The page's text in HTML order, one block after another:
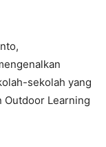
sekolah yang
Outdoor Learning